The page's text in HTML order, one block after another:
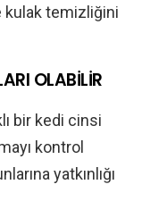
kulak temizliğini
OLABİLİR
bir kedi cinsi
kontrol
yatkınlığı